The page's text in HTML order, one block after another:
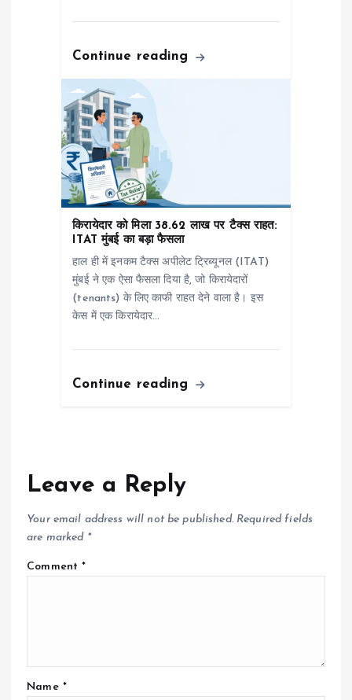
Continue reading
किरायेदार को मिला ₹38.62 लाख पर टैक्स राहत:
ITAT मुंबई का बड़ा फैसला
हाल ही में इनकम टैक्स अपीलेट ट्रिब्यूनल (ITAT)
मुंबई ने एक ऐसा फैसला दिया है, जो किरायेदारों
(tenants) के लिए काफी राहत देने वाला है। इस
केस में एक किरायेदार…
Continue reading
Leave a Reply
Your email address will not be published. Required fields
are marked *
Comment*
Name *